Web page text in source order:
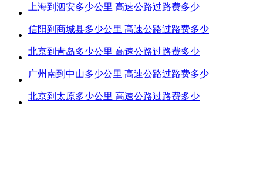
上海到泗安多少公里 高速公路过路费多少
信阳到商城县多少公里 高速公路过路费多少
北京到青岛多少公里 高速公路过路费多少
广州南到中山多少公里 高速公路过路费多少
北京到太原多少公里 高速公路过路费多少